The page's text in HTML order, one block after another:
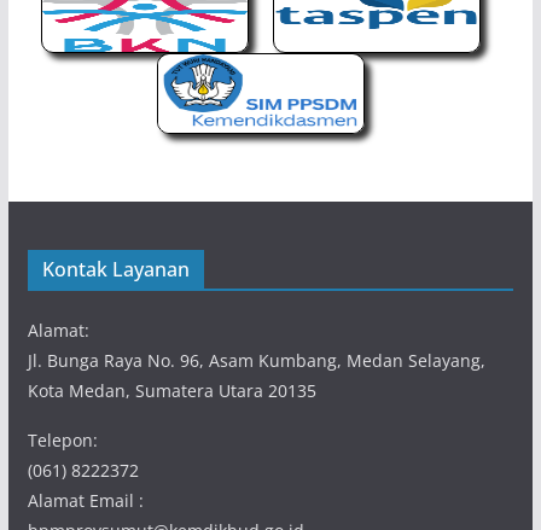
Kontak Layanan
Alamat:
Jl. Bunga Raya No. 96, Asam Kumbang, Medan Selayang,
Kota Medan, Sumatera Utara 20135
Telepon:
(061) 8222372
Alamat Email :